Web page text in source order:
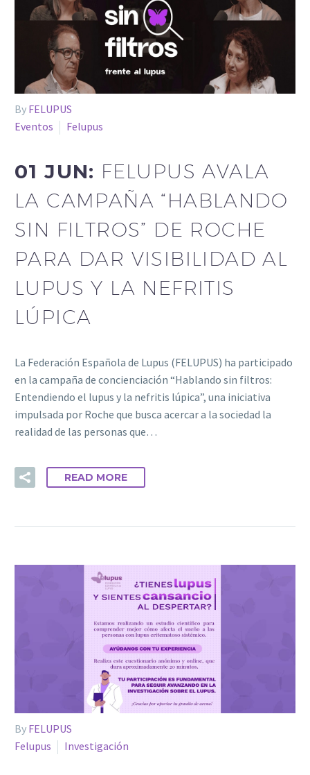
By FELUPUS
Eventos
Felupus
01 JUN: FELUPUS AVALA
LA CAMPAÑA “HABLANDO
SIN FILTROS” DE ROCHE
PARA DAR VISIBILIDAD AL
LUPUS Y LA NEFRITIS
LÚPICA
La Federación Española de Lupus (FELUPUS) ha participado
en la campaña de concienciación “Hablando sin filtros:
Entendiendo el lupus y la nefritis lúpica”, una iniciativa
impulsada por Roche que busca acercar a la sociedad la
realidad de las personas que…
READ MORE
By FELUPUS
Felupus
Investigación